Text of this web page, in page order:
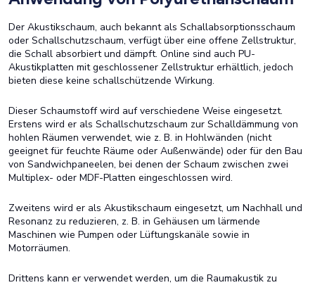
Der Akustikschaum, auch bekannt als Schallabsorptionsschaum
oder Schallschutzschaum, verfügt über eine offene Zellstruktur,
die Schall absorbiert und dämpft. Online sind auch PU-
Akustikplatten mit geschlossener Zellstruktur erhältlich, jedoch
bieten diese keine schallschützende Wirkung.
Dieser Schaumstoff wird auf verschiedene Weise eingesetzt.
Erstens wird er als Schallschutzschaum zur Schalldämmung von
hohlen Räumen verwendet, wie z. B. in Hohlwänden (nicht
geeignet für feuchte Räume oder Außenwände) oder für den Bau
von Sandwichpaneelen, bei denen der Schaum zwischen zwei
Multiplex- oder MDF-Platten eingeschlossen wird.
Zweitens wird er als Akustikschaum eingesetzt, um Nachhall und
Resonanz zu reduzieren, z. B. in Gehäusen um lärmende
Maschinen wie Pumpen oder Lüftungskanäle sowie in
Motorräumen.
Drittens kann er verwendet werden, um die Raumakustik zu